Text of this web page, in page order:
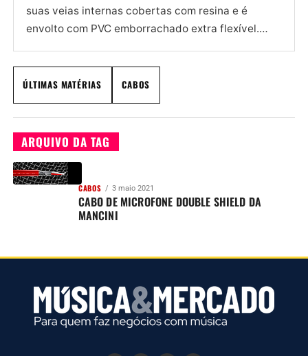
suas veias internas cobertas com resina e é
envolto com PVC emborrachado extra flexível.
ÚLTIMAS MATÉRIAS CABOS
ARQUIVO DA TAG
CABOS 3 maio 2021
CABO DE MICROFONE DOUBLE SHIELD DA
MANCINI